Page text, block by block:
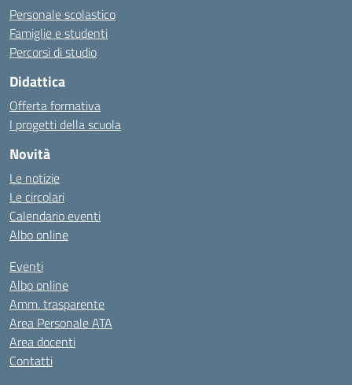
Personale scolastico
Famiglie e studenti
Percorsi di studio
Didattica
Offerta formativa
I progetti della scuola
Novità
Le notizie
Le circolari
Calendario eventi
Albo online
Eventi
Albo online
Amm. trasparente
Area Personale ATA
Area docenti
Contatti